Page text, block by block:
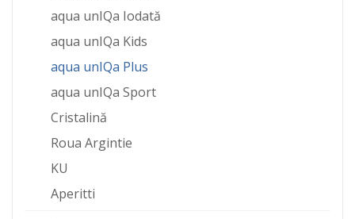
aqua unIQa Iodată
aqua unIQa Kids
aqua unIQa Plus
aqua unIQa Sport
Cristalină
Roua Argintie
KU
Aperitti